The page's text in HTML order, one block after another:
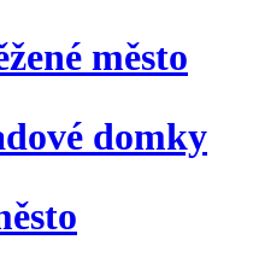
město
domky